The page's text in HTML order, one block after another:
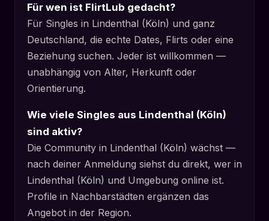
Für wen ist FlirtLub gedacht?
Für Singles in Lindenthal (Köln) und ganz
Deutschland, die echte Dates, Flirts oder eine
Beziehung suchen. Jeder ist willkommen —
unabhängig von Alter, Herkunft oder
Orientierung.
Wie viele Singles aus Lindenthal (Köln)
sind aktiv?
Die Community in Lindenthal (Köln) wächst —
nach deiner Anmeldung siehst du direkt, wer in
Lindenthal (Köln) und Umgebung online ist.
Profile in Nachbarstädten ergänzen das
Angebot in der Region.